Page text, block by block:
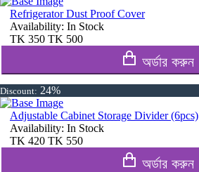
Refrigerator Dust Proof Cover
Availability: In Stock
TK 350 TK 500
অর্ডার করুন
Discount: 24%
Adjustable Cabinet Storage Divider (6pcs)
Availability: In Stock
TK 420 TK 550
অর্ডার করুন